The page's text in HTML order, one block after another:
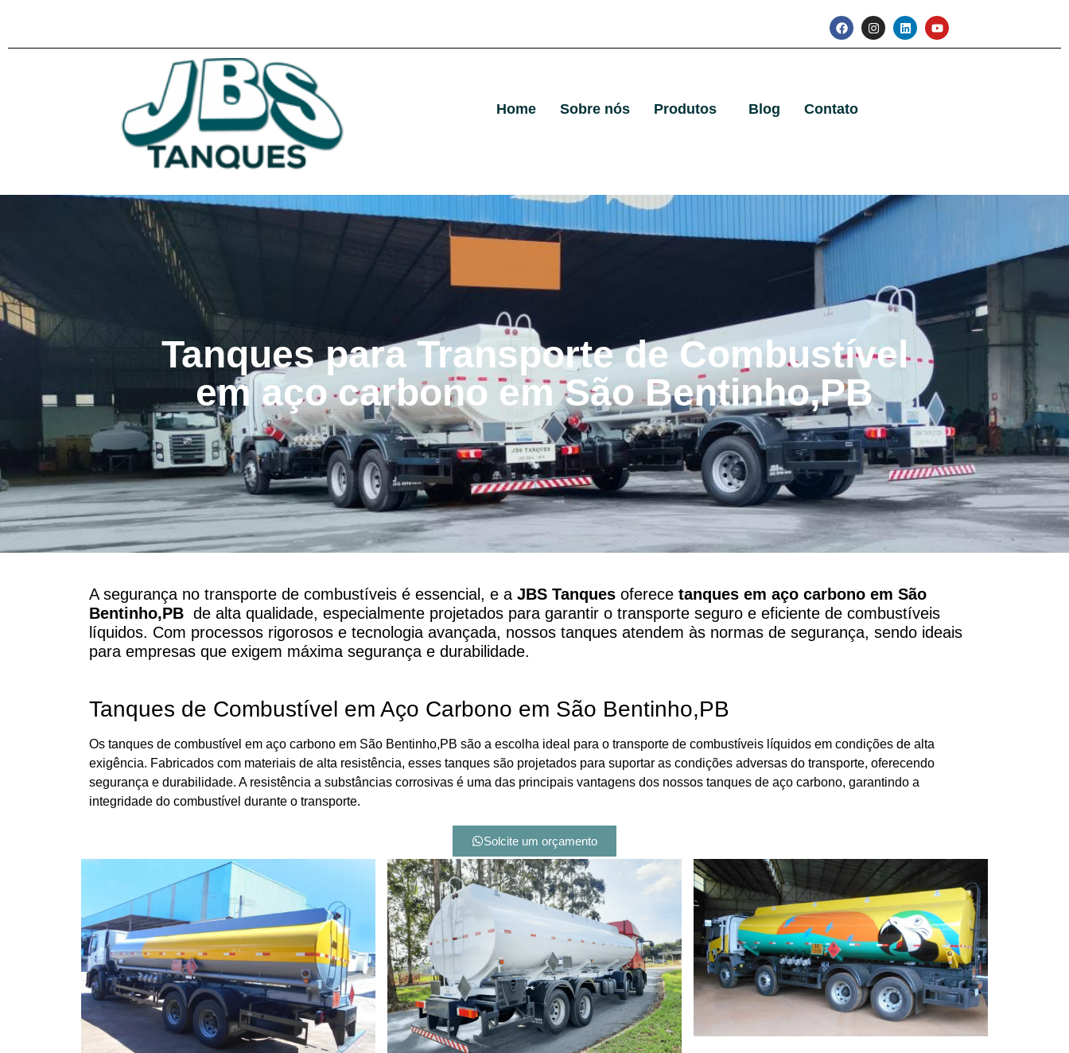
Home Sobre nós Produtos Blog Contato
Tanques para Transporte de Combustível
em aço carbono em São Bentinho,PB
A segurança no transporte de combustíveis é essencial, e a JBS Tanques oferece tanques em aço carbono em São
Bentinho,PB de alta qualidade, especialmente projetados para garantir o transporte seguro e eficiente de combustíveis
líquidos. Com processos rigorosos e tecnologia avançada, nossos tanques atendem às normas de segurança, sendo ideais
para empresas que exigem máxima segurança e durabilidade.
Tanques de Combustível em Aço Carbono em São Bentinho,PB
Os tanques de combustível em aço carbono em São Bentinho,PB são a escolha ideal para o transporte de combustíveis líquidos em condições de alta
exigência. Fabricados com materiais de alta resistência, esses tanques são projetados para suportar as condições adversas do transporte, oferecendo
segurança e durabilidade. A resistência a substâncias corrosivas é uma das principais vantagens dos nossos tanques de aço carbono, garantindo a
integridade do combustível durante o transporte.
Solcite um orçamento